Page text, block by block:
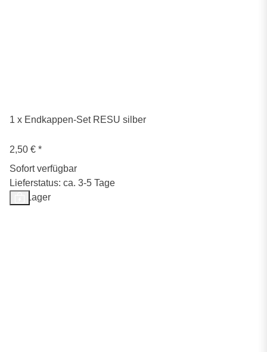
1 x Endkappen-Set RESU silber
2,50 € *
Sofort verfügbar
Lieferstatus: ca. 3-5 Tage
Auf Lager